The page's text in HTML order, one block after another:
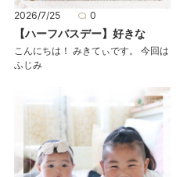
2026/7/25 0
【ハーフバスデー】好きな
こんにちは！ みきてぃです。 今回は
ふじみ